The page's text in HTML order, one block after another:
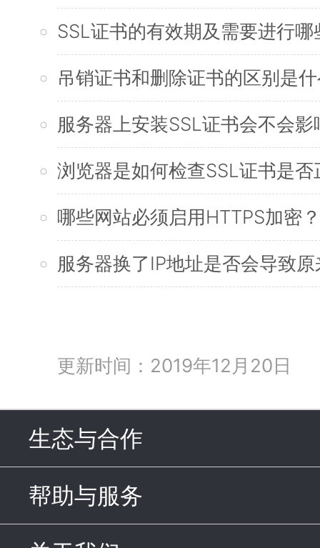
SSL证书的有效期及需要进行
吊销证书和删除证书的区别是
服务器上安装SSL证书会不会
浏览器是如何检查SSL证书是
哪些网站必须启用HTTPS加密？
服务器换了IP地址是否会导致
更新时间：2019年12月20日
生态与合作
帮助与服务